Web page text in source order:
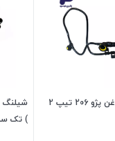
شیلنگ بخار روغن پژو 206 تیپ 2
شیلنگ